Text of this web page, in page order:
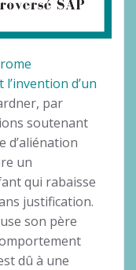
d’un
par
soutenant
d’aliénation
un
qui rabaisse
justification.
son père
dû à une